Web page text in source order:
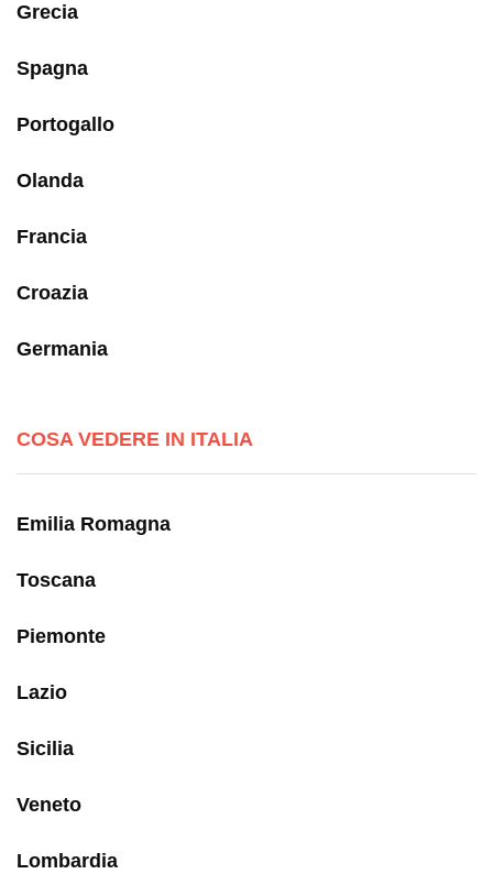
Grecia
Spagna
Portogallo
Olanda
Francia
Croazia
Germania
COSA VEDERE IN ITALIA
Emilia Romagna
Toscana
Piemonte
Lazio
Sicilia
Veneto
Lombardia